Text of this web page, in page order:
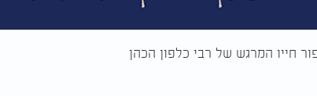
חייו המרגש של רבי כלפון הכהן